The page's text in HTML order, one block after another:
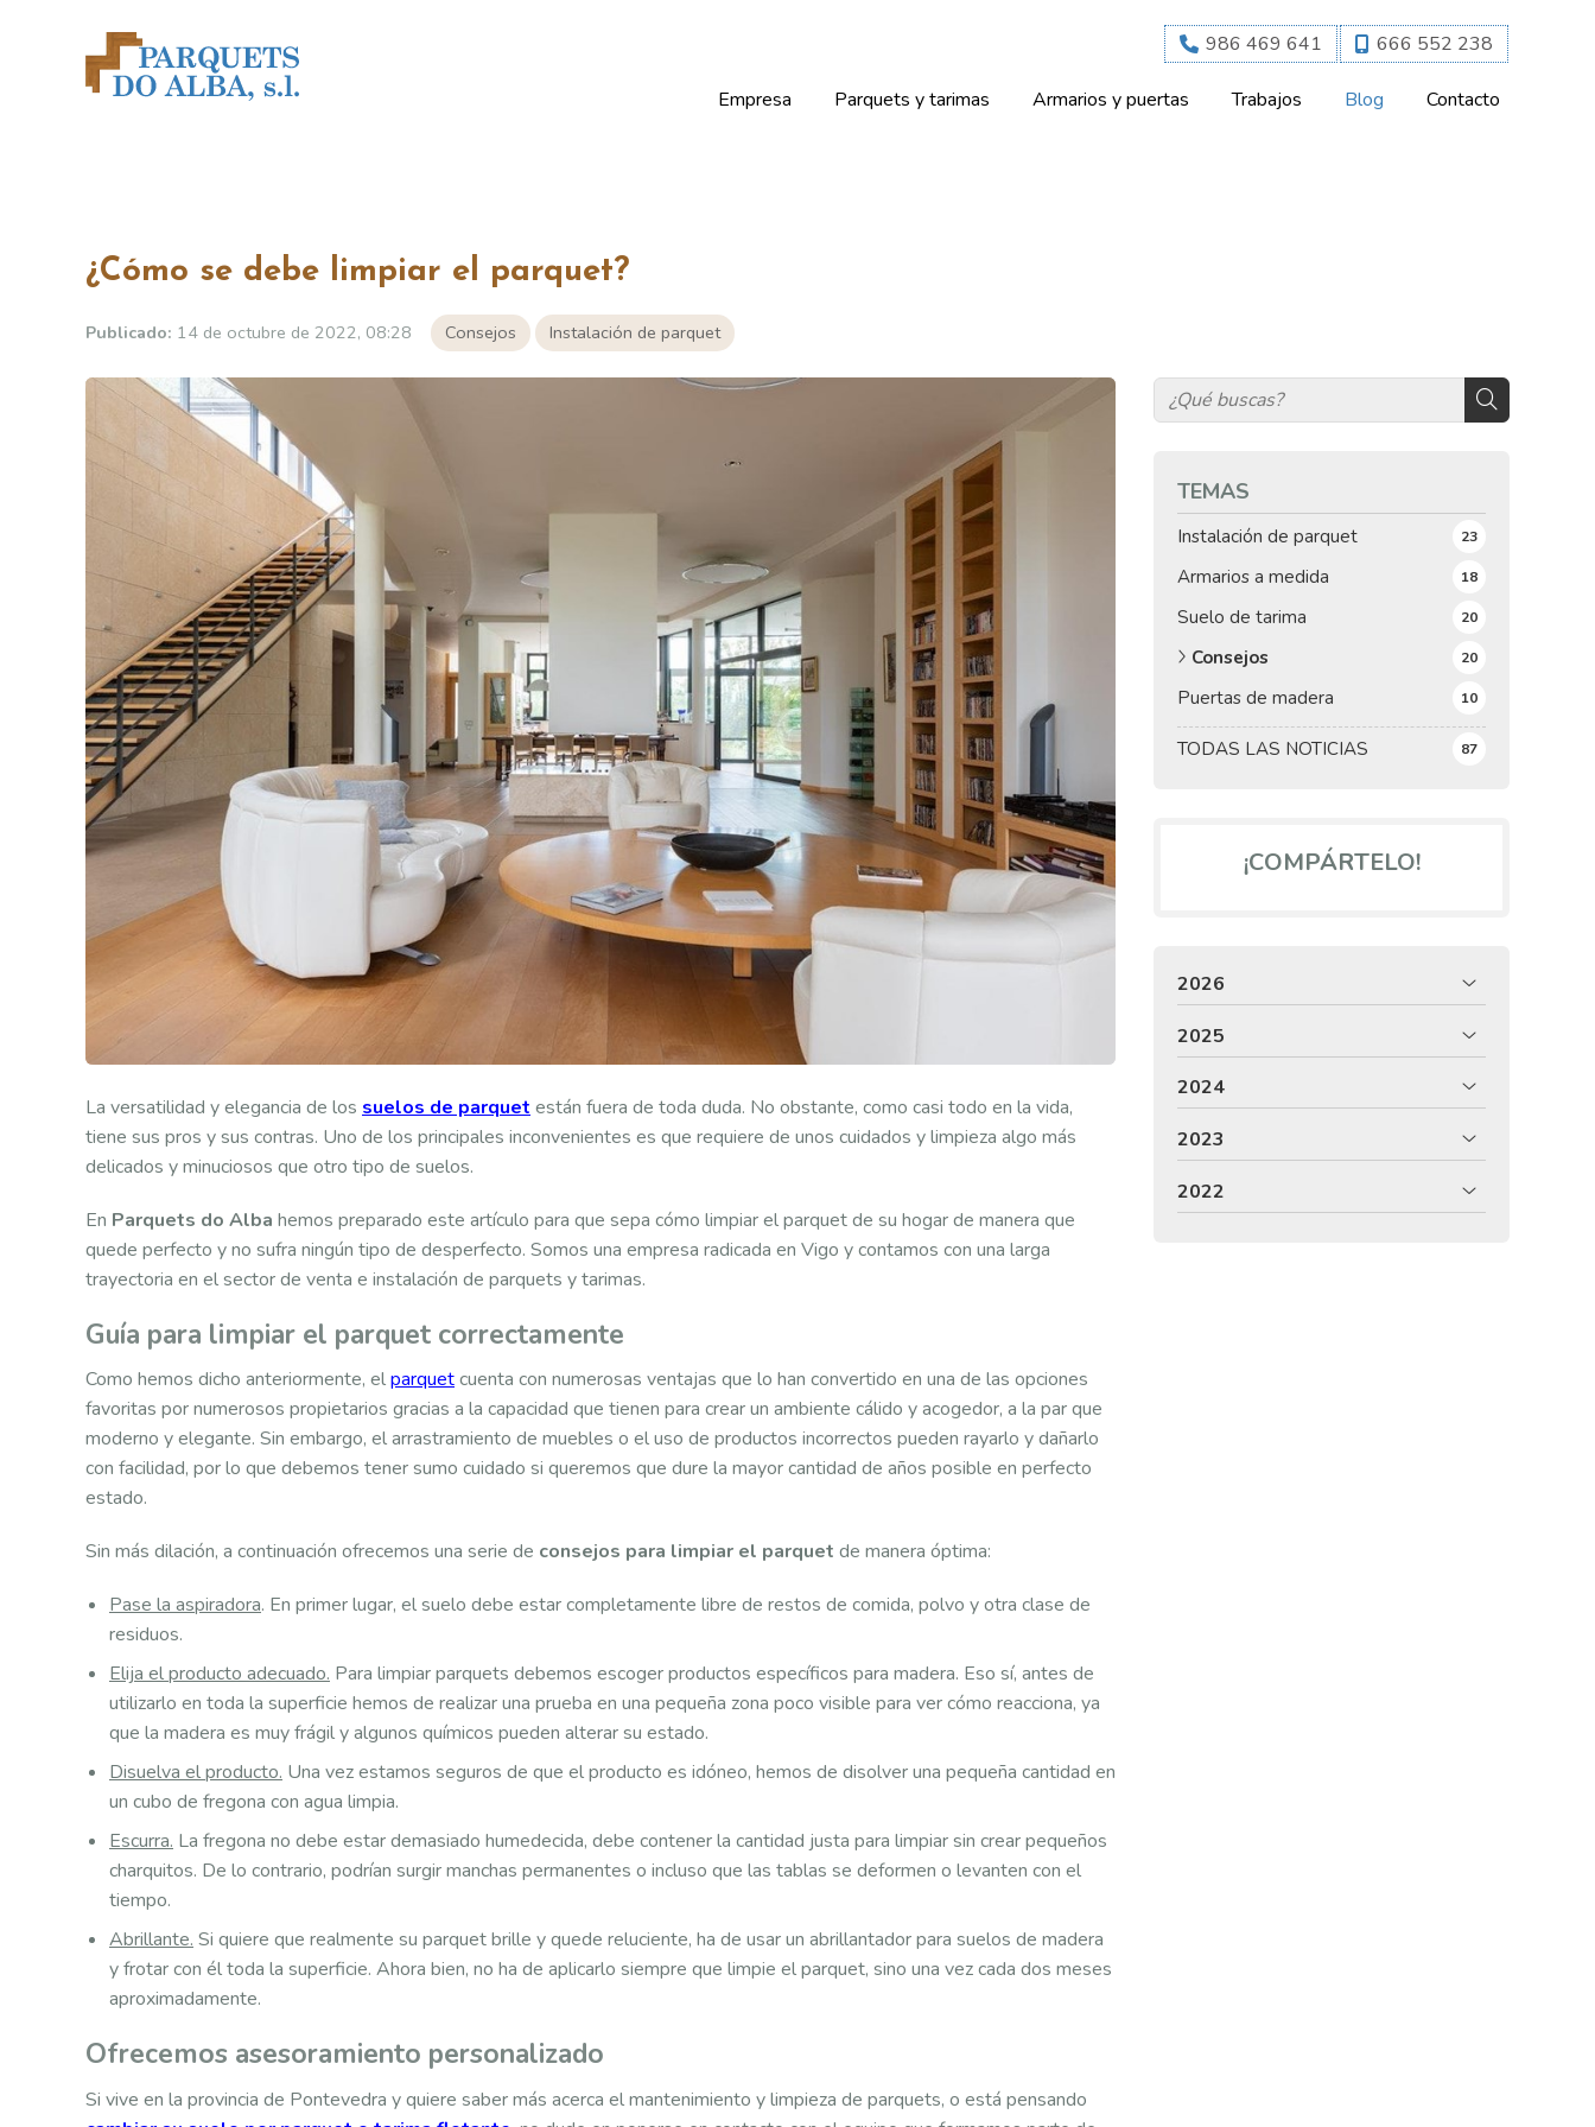
986 469 641 666 552 238
Empresa Parquets y tarimas Armarios y puertas Trabajos Blog Contacto
¿Cómo se debe limpiar el parquet?
Publicado: 14 de octubre de 2022, 08:28 Consejos Instalación de parquet
TEMAS
TODAS LAS NOTICIAS 87
Instalación de parquet 23
Armarios a medida 18
Suelo de tarima 20
Consejos 20
Puertas de madera 10
La versatilidad y elegancia de los suelos de parquet están fuera de toda duda. No obstante, como casi todo en la vida,
tiene sus pros y sus contras. Uno de los principales inconvenientes es que requiere de unos cuidados y limpieza algo más
delicados y minuciosos que otro tipo de suelos.
En Parquets do Alba hemos preparado este artículo para que sepa cómo limpiar el parquet de su hogar de manera que
quede perfecto y no sufra ningún tipo de desperfecto. Somos una empresa radicada en Vigo y contamos con una larga
trayectoria en el sector de venta e instalación de parquets y tarimas.
Guía para limpiar el parquet correctamente
Como hemos dicho anteriormente, elparquetcuenta con numerosas ventajas que lo han convertido en una de las opciones
favoritas por numerosos propietarios gracias a la capacidad que tienen para crear un ambiente cálido y acogedor, a la par que
moderno y elegante. Sin embargo, el arrastramiento de muebles o el uso de productos incorrectos pueden rayarlo y dañarlo
con facilidad, por lo que debemos tener sumo cuidado si queremos que dure la mayor cantidad de años posible en perfecto
estado.
Sin más dilación, a continuación ofrecemos una serie de consejos para limpiar el parquet de manera óptima:
Pase la aspiradora. En primer lugar, el suelo debe estar completamente libre de restos de comida, polvo y otra clase de
residuos.
Elija el producto adecuado. Para limpiar parquets debemos escoger productos específicos para madera. Eso sí, antes de
utilizarlo en toda la superficie hemos de realizar una prueba en una pequeña zona poco visible para ver cómo reacciona, ya
que la madera es muy frágil y algunos químicos pueden alterar su estado.
Disuelva el producto. Una vez estamos seguros de que el producto es idóneo, hemos de disolver una pequeña cantidad en
un cubo de fregona con agua limpia.
Escurra. La fregona no debe estar demasiado humedecida, debe contener la cantidad justa para limpiar sin crear pequeños
charquitos. De lo contrario, podrían surgir manchas permanentes o incluso que las tablas se deformen o levanten con el
tiempo.
Abrillante. Si quiere que realmente su parquet brille y quede reluciente, ha de usar un abrillantador para suelos de madera
y frotar con él toda la superficie. Ahora bien, no ha de aplicarlo siempre que limpie el parquet, sino una vez cada dos meses
aproximadamente.
Ofrecemos asesoramiento personalizado
Si vive en la provincia de Pontevedra y quiere saber más acerca el mantenimiento y limpieza de parquets, o está pensando
¡COMPÁRTELO!
2026
2025
2024
2023
2022